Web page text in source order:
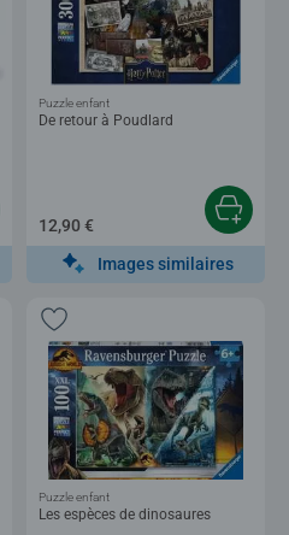
De retour à Poudlard
Puzzle enfant
12,90 €
Images similaires
Les espèces de dinosaures
Puzzle enfant